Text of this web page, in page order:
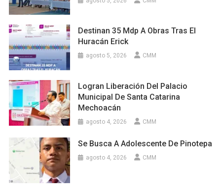
Destinan 35 Mdp A Obras Tras El
Huracán Erick
agosto 5, 2026 CMM
Logran Liberación Del Palacio
Municipal De Santa Catarina
Mechoacán
agosto 4, 2026 CMM
Se Busca A Adolescente De Pinotepa
agosto 4, 2026 CMM